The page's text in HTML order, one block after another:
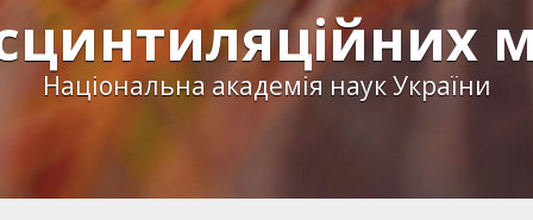
Національна академія наук України